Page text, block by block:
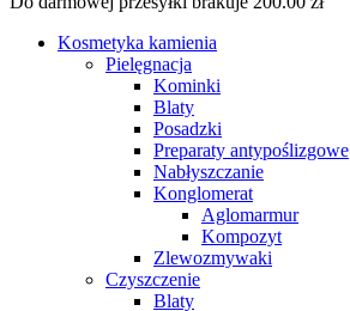
Kosmetyka kamienia
Pielęgnacja
Kominki
Blaty
Posadzki
Preparaty antypoślizgowe
Nabłyszczanie
Konglomerat
Aglomarmur
Kompozyt
Zlewozmywaki
Czyszczenie
Blaty